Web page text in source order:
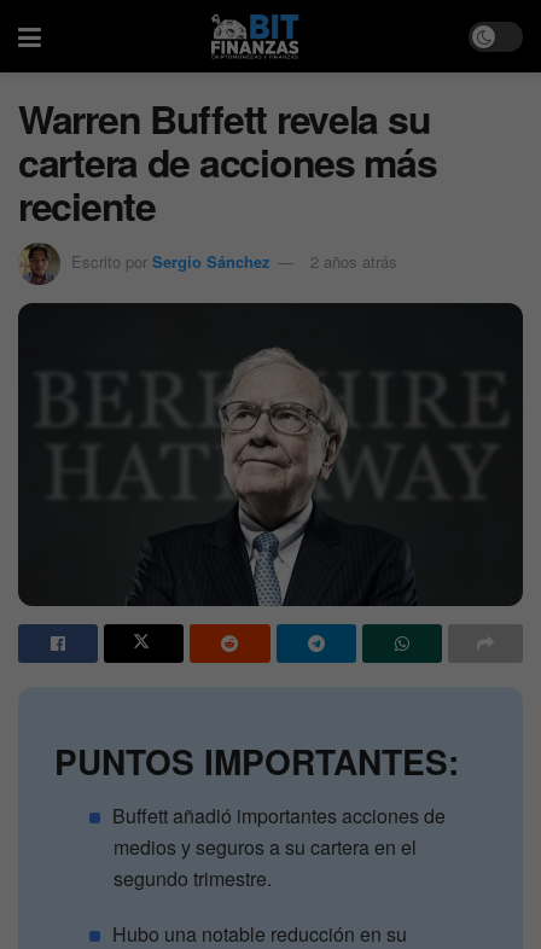
Warren Buffett revela su
cartera de acciones más
reciente
Escrito por Sergio Sánchez 2 años atrás
PUNTOS IMPORTANTES:
Buffett añadió importantes acciones de
medios y seguros a su cartera en el
segundo trimestre.
Hubo una notable reducción en su